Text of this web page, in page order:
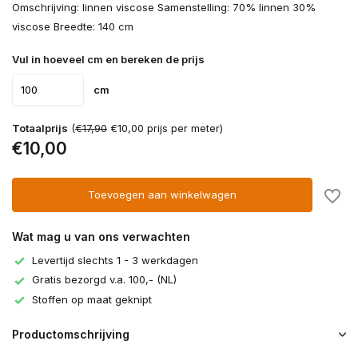
Omschrijving: linnen viscose Samenstelling: 70% linnen 30%
viscose Breedte: 140 cm
Vul in hoeveel cm en bereken de prijs
cm
Totaalprijs (€17,90 €10,00 prijs per meter)
€10,00
Toevoegen aan winkelwagen
Wat mag u van ons verwachten
Levertijd slechts 1 - 3 werkdagen
Gratis bezorgd v.a. 100,- (NL)
Stoffen op maat geknipt
Productomschrijving